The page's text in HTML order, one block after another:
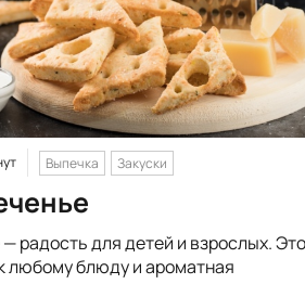
Выпечка Закуски
радость для детей и взрослых. Это
любому блюду и ароматная